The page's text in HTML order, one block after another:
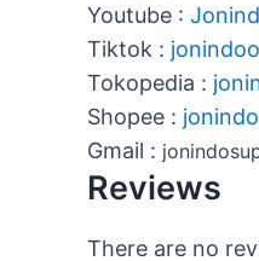
Youtube :
Tiktok :
Tokopedia :
Shopee :
Gmail :
Reviews
There are no